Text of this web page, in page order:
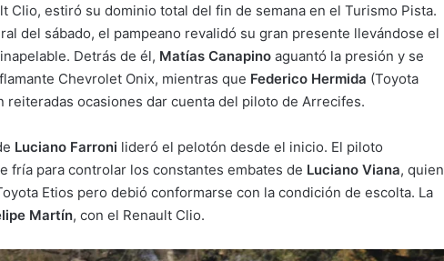
Clio, estiró su dominio total del fin de semana en el Turismo Pista.
del sábado, el pampeano revalidó su gran presente llevándose el
Detrás de él, Matías Canapino aguantó la presión y se
Chevrolet Onix, mientras que Federico Hermida (Toyota
ocasiones dar cuenta del piloto de Arrecifes.
Luciano Farroni lideró el pelotón desde el inicio. El piloto
fría para controlar los constantes embates de Luciano Viana, quien
Etios pero debió conformarse con la condición de escolta. La
Martín, con el Renault Clio.